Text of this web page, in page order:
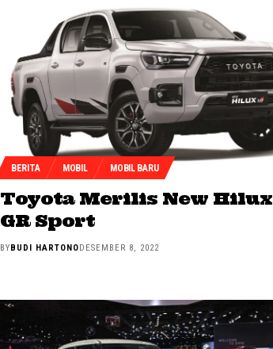
BERITA MOBIL MOBIL BARU
Toyota Merilis New Hilux
GR Sport
BY BUDI HARTONO DESEMBER 8, 2022